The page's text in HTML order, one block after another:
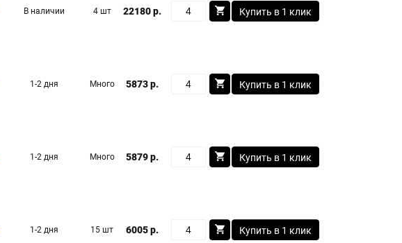
В наличии 4 шт 22180 р. Купить в 1 клик
1-2 дня Много 5873 р. Купить в 1 клик
1-2 дня Много 5879 р. Купить в 1 клик
1-2 дня 15 шт 6005 р. Купить в 1 клик